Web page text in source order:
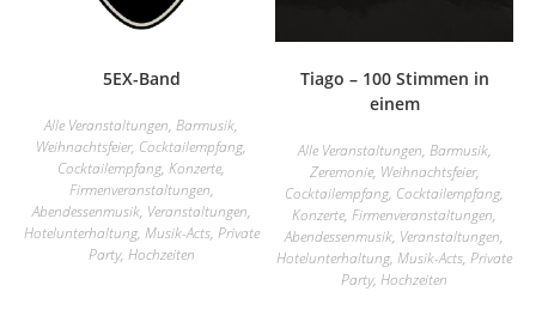
5EX-Band
Alle Veranstaltungen,Barmusik,
Weihnachtsfeier, Cocktailempfang,
Cocktailempfang,Konzerte,
Firmenveranstaltungen,
Abendessenmusik, Veranstaltungen,
Hotelunterhaltung, Musik-Acts, Private
Party, Hochzeiten
Tiago – 100 Stimmen in
einem
Alle Veranstaltungen, Barmusik,
Zeremonie, Weihnachtsfeier,
Cocktailempfang, Cocktailempfang,
Konzerte,Firmenveranstaltungen,
Abendessenmusik, Veranstaltungen,
Hotelunterhaltung,Musik-Acts,Private
Party,Hochzeiten